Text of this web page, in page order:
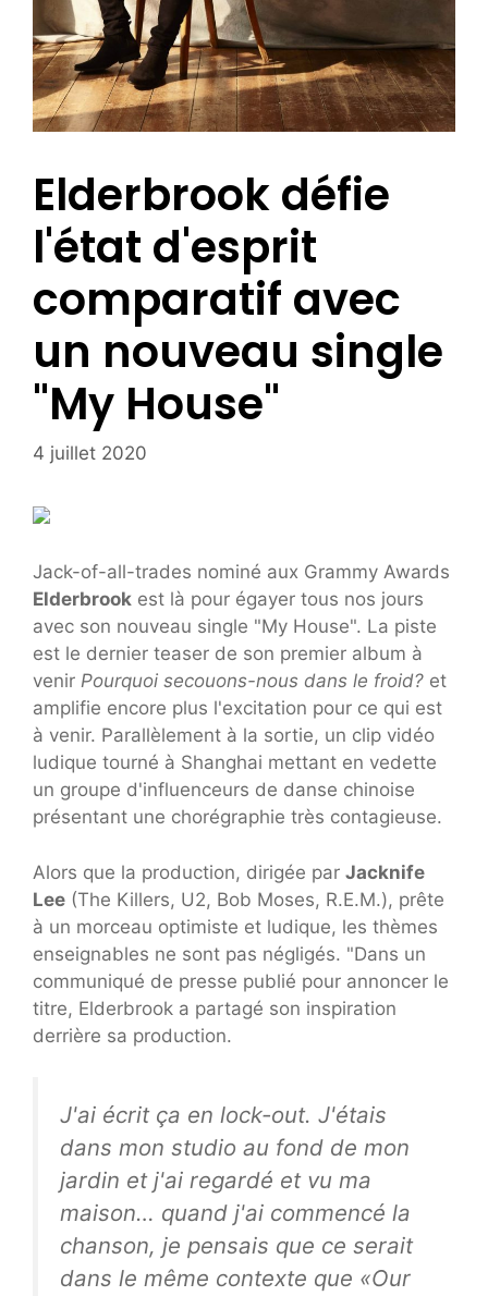
Elderbrook défie
l'état d'esprit
comparatif avec
un nouveau single
"My House"
4 juillet 2020
Jack-of-all-trades nominé aux Grammy Awards
Elderbrook est là pour égayer tous nos jours
avec son nouveau single "My House". La piste
est le dernier teaser de son premier album à
venir Pourquoi secouons-nous dans le froid? et
amplifie encore plus l'excitation pour ce qui est
à venir. Parallèlement à la sortie, un clip vidéo
ludique tourné à Shanghai mettant en vedette
un groupe d'influenceurs de danse chinoise
présentant une chorégraphie très contagieuse.
Alors que la production, dirigée par Jacknife
Lee (The Killers, U2, Bob Moses, R.E.M.), prête
à un morceau optimiste et ludique, les thèmes
enseignables ne sont pas négligés. "Dans un
communiqué de presse publié pour annoncer le
titre, Elderbrook a partagé son inspiration
derrière sa production.
J'ai écrit ça en lock-out. J'étais
dans mon studio au fond de mon
jardin et j'ai regardé et vu ma
maison… quand j'ai commencé la
chanson, je pensais que ce serait
dans le même contexte que «Our